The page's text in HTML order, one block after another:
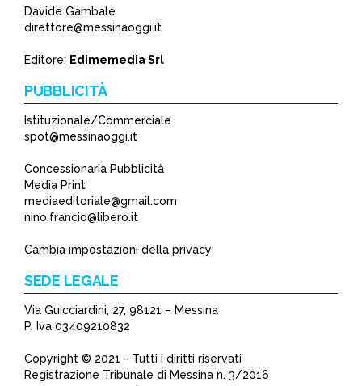
*
Davide Gambale
direttore@messinaoggi.it
Editore: Edimemedia Srl
PUBBLICITÀ
Istituzionale/Commerciale
spot@messinaoggi.it
Concessionaria Pubblicità
Media Print
mediaeditoriale@gmail.com
nino.francio@libero.it
Cambia impostazioni della privacy
SEDE LEGALE
Via Guicciardini, 27, 98121 – Messina
P. Iva 03409210832
Copyright © 2021 - Tutti i diritti riservati
Registrazione Tribunale di Messina n. 3/2016